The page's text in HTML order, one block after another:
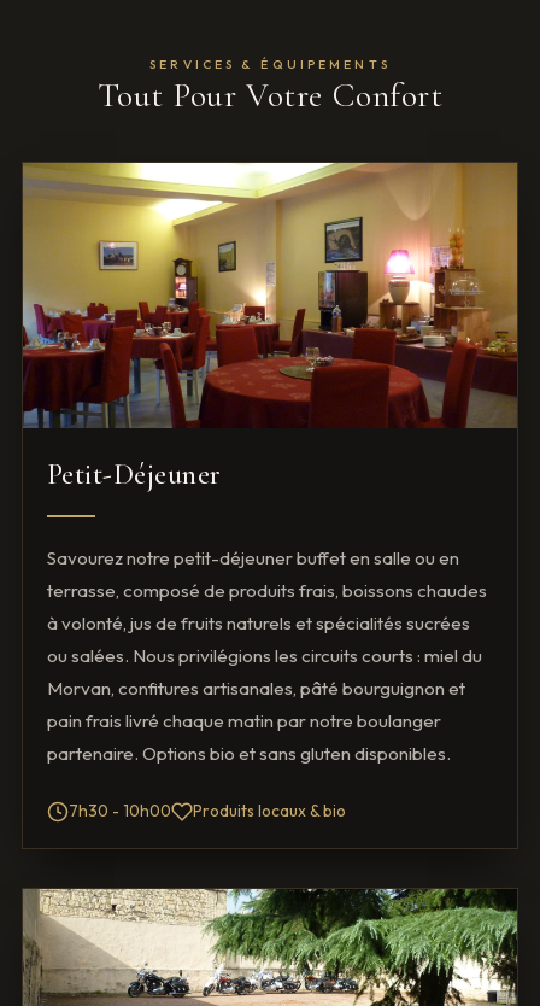
SERVICES & ÉQUIPEMENTS
Tout Pour Votre Confort
Petit-Déjeuner
Savourez notre petit-déjeuner buffet en salle ou en
terrasse, composé de produits frais, boissons chaudes
à volonté, jus de fruits naturels et spécialités sucrées
ou salées. Nous privilégions les circuits courts : miel du
Morvan, confitures artisanales, pâté bourguignon et
pain frais livré chaque matin par notre boulanger
partenaire. Options bio et sans gluten disponibles.
7h30 - 10h00 Produits locaux & bio